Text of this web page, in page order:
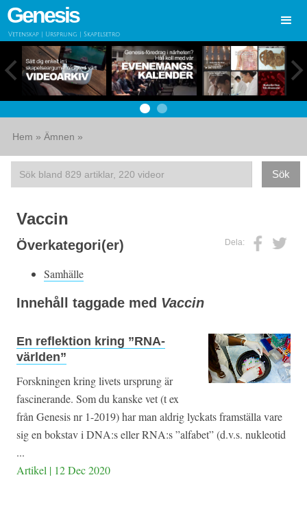
Genesis
Vetenskap | Ursprung | Skapelsetro
Hem » Ämnen »
Vaccin
Dela:
Överkategori(er)
Samhälle
Innehåll taggade med Vaccin
En reflektion kring ”RNA-
världen”
Forskningen kring livets ursprung är
fascinerande. Som du kanske vet (t ex
från Genesis nr 1-2019) har man aldrig lyckats framställa vare
sig en bokstav i DNA:s eller RNA:s ”alfabet” (d.v.s. nukleotid
...
Artikel | 12 Dec 2020